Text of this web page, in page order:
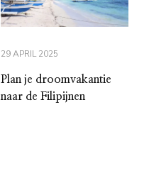
29 APRIL 2025
Plan je droomvakantie
naar de Filipijnen